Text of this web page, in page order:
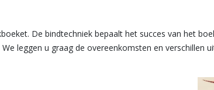
De bindtechniek bepaalt het succes van het
leggen u graag de overeenkomsten en verschillen